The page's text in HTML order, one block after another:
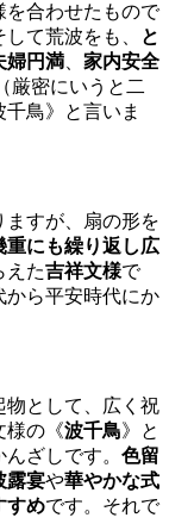
を合わせたもので
て荒波をも、
と
婦円満、 家内安全
厳密にいうと二
鳥》と言いま
ますが、扇の形を
重にも繰り返し広
えた吉祥文様で
から平安時代にか
物として、広く祝
様の《波千鳥》と
ざしです。 色留
露宴や華やかな式
すめです。それで